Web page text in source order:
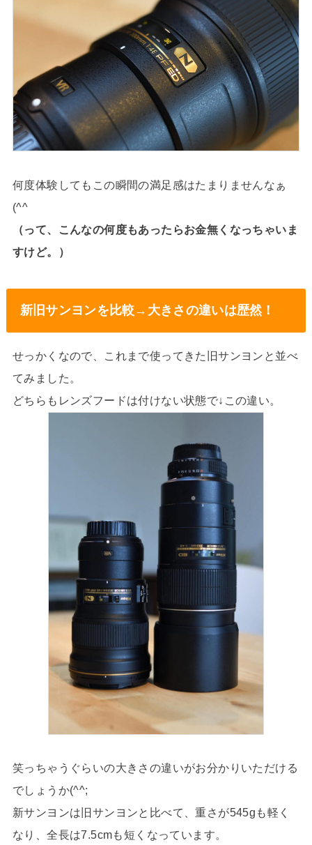
何度体験してもこの瞬間の満足感はたまりませんなぁ
(^^
（って、こんなの何度もあったらお金無くなっちゃいま
すけど。）
新旧サンヨンを比較→大きさの違いは歴然！
せっかくなので、これまで使ってきた旧サンヨンと並べ
てみました。
どちらもレンズフードは付けない状態で↓この違い。
笑っちゃうぐらいの大きさの違いがお分かりいただける
でしょうか(^^;
新サンヨンは旧サンヨンと比べて、重さが545gも軽く
なり、全長は7.5cmも短くなっています。